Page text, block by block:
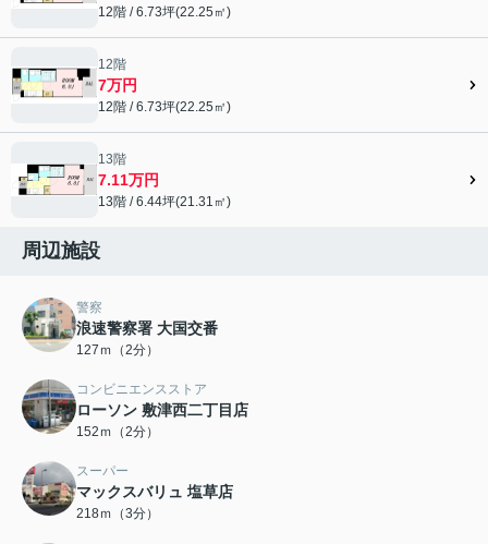
12階 / 6.73坪(22.25㎡)
12階
7万円
12階 / 6.73坪(22.25㎡)
13階
7.11万円
13階 / 6.44坪(21.31㎡)
周辺施設
警察
浪速警察署 大国交番
127ｍ（2分）
コンビニエンスストア
ローソン 敷津西二丁目店
152ｍ（2分）
スーパー
マックスバリュ 塩草店
218ｍ（3分）